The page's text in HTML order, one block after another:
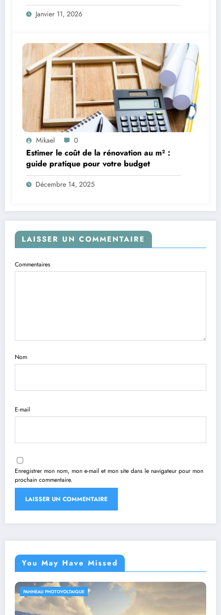
Janvier 11, 2026
Mikael 0
Estimer le coût de la rénovation au m² :
guide pratique pour votre budget
Décembre 14, 2025
LAISSER UN COMMENTAIRE
Commentaires
Nom
E-mail
Enregistrer mon nom, mon e-mail et mon site dans le navigateur pour mon
prochain commentaire.
You May Have Missed
PANNEAU PHOTOVOLTAIQUE